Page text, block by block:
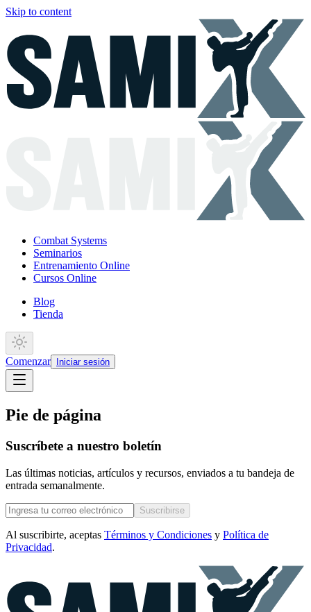
Skip to content
Combat Systems
Seminarios
Entrenamiento Online
Cursos Online
Blog
Tienda
Comenzar Iniciar sesión
Pie de página
Suscríbete a nuestro boletín
Las últimas noticias, artículos y recursos, enviados a tu bandeja de
entrada semanalmente.
Suscribirse
Al suscribirte, aceptas Términos y Condiciones y Política de
Privacidad.